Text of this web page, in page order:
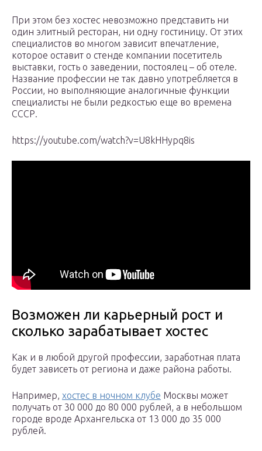
При этом без хостес невозможно представить ни
один элитный ресторан, ни одну гостиницу. От этих
специалистов во многом зависит впечатление,
которое оставит о стенде компании посетитель
выставки, гость о заведении, постоялец – об отеле.
Название профессии не так давно употребляется в
России, но выполняющие аналогичные функции
специалисты не были редкостью еще во времена
СССР.
https://youtube.com/watch?v=U8kHHypq8is
Возможен ли карьерный рост и
сколько зарабатывает хостес
Как и в любой другой профессии, заработная плата
будет зависеть от региона и даже района работы.
Например, хостес в ночном клубе Москвы может
получать от 30 000 до 80 000 рублей, а в небольшом
городе вроде Архангельска от 13 000 до 35 000
рублей.